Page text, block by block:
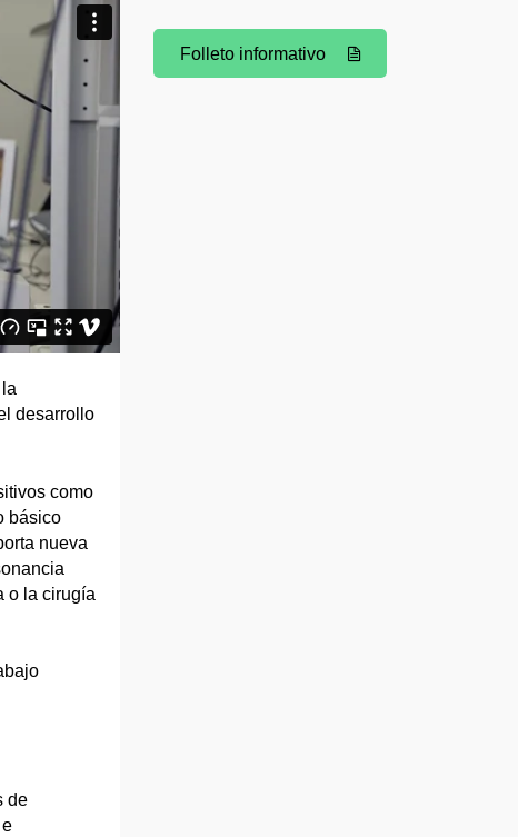
desarrollo
como
básico
nueva
o la cirugía
de
(Abre una nueva ventana)
Folleto informativo